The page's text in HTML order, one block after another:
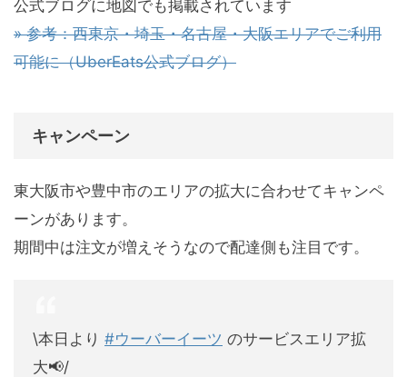
公式ブログに地図でも掲載されています
» 参考：西東京・埼玉・名古屋・大阪エリアでご利用
可能に（UberEats公式ブログ）
キャンペーン
東大阪市や豊中市のエリアの拡大に合わせてキャンペ
ーンがあります。
期間中は注文が増えそうなので配達側も注目です。
\本日より #ウーバーイーツ のサービスエリア拡
大📢/